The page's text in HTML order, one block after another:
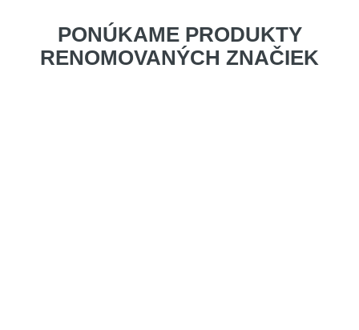
PONÚKAME PRODUKTY
RENOMOVANÝCH ZNAČIEK